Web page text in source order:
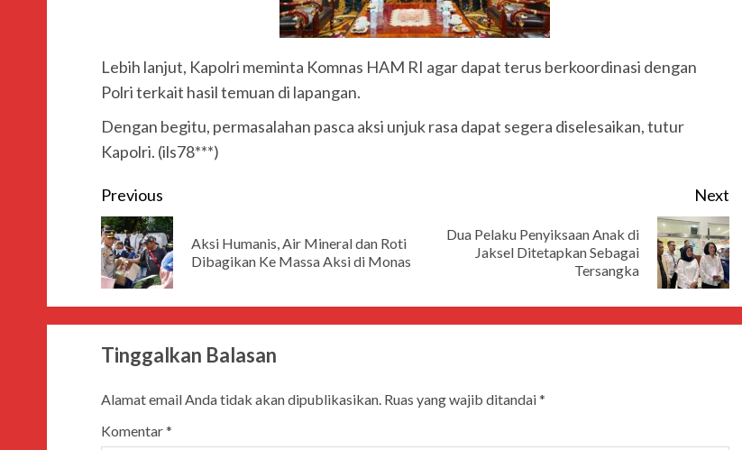
Lebih lanjut, Kapolri meminta Komnas HAM RI agar dapat terus berkoordinasi dengan
Polri terkait hasil temuan di lapangan.
Dengan begitu, permasalahan pasca aksi unjuk rasa dapat segera diselesaikan, tutur
Kapolri. (ils78***)
Previous
Aksi Humanis, Air Mineral dan Roti
Dibagikan Ke Massa Aksi di Monas
Next
Dua Pelaku Penyiksaan Anak di
Jaksel Ditetapkan Sebagai
Tersangka
Tinggalkan Balasan
Alamat email Anda tidak akan dipublikasikan. Ruas yang wajib ditandai*
Komentar*